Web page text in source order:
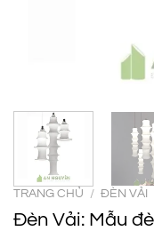
TRANG CHỦ / ĐÈN VẢI
Đèn Vải: Mẫu